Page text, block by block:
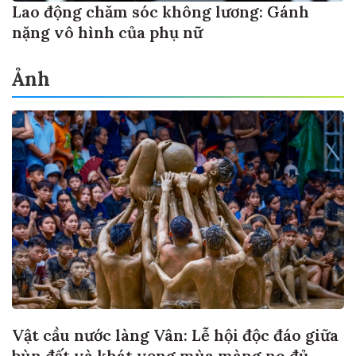
Lao động chăm sóc không lương: Gánh
nặng vô hình của phụ nữ
Ảnh
Vật cầu nước làng Vân: Lễ hội độc đáo giữa